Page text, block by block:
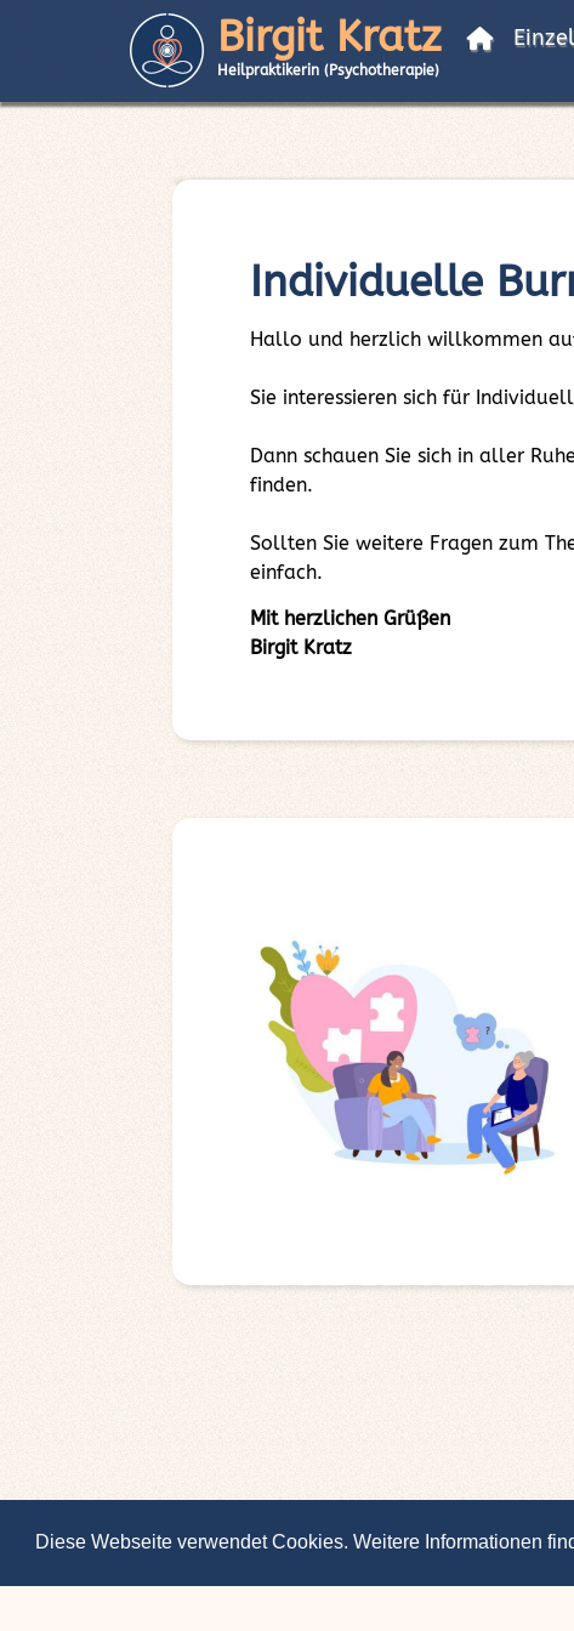
Diese Webseite verwendet Cookies. Weitere Informationen
Birgit Kratz
Heilpraktikerin (Psychotherapie)
Individuelle
Hallo und herzlich willkommen
Sie interessieren sich für
Dann schauen Sie sich in aller
finden.
Sollten Sie weitere Fragen zum
einfach.
Mit herzlichen Grüßen
Birgit Kratz